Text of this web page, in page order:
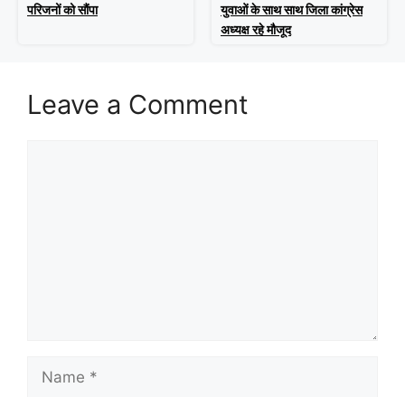
परिजनों को सौंपा
युवाओं के साथ साथ जिला कांग्रेस
अध्यक्ष रहे मौजूद
Leave a Comment